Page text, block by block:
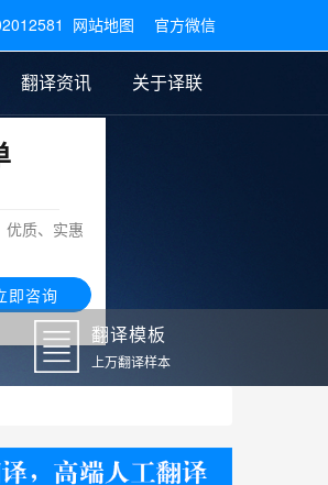
网站地图 官方微信
翻译资讯 关于译联
优质、实惠
即咨询
翻译模板
上万翻译样本